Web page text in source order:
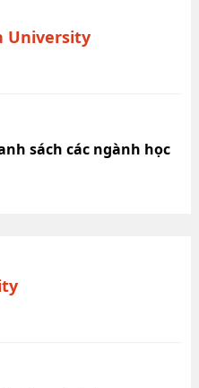
University
sách các ngành học